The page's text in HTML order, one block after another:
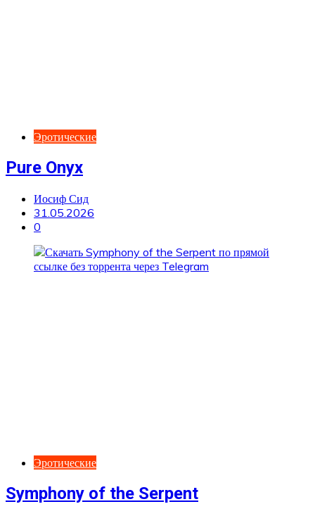
Эротические
Pure Onyx
Иосиф Сид
31.05.2026
0
Эротические
Symphony of the Serpent